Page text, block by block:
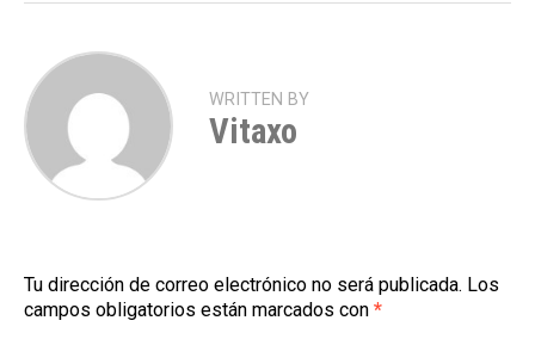
WRITTEN BY
Vitaxo
Tu dirección de correo electrónico no será publicada. Los
campos obligatorios están marcados con *